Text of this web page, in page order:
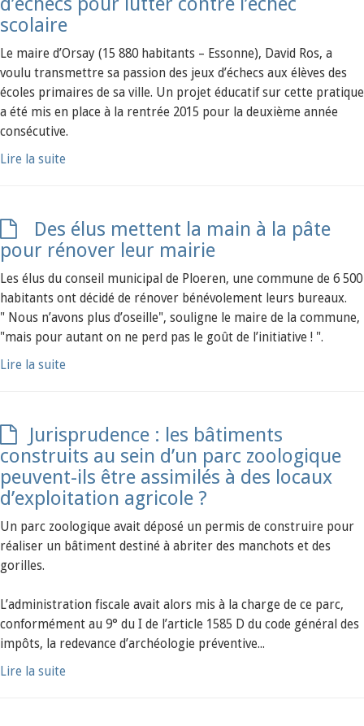
scolaire
Le maire d’Orsay (15 880 habitants – Essonne), David Ros, a
voulu transmettre sa passion des jeux d’échecs aux élèves des
écoles primaires de sa ville. Un projet éducatif sur cette pratique
a été mis en place à la rentrée 2015 pour la deuxième année
consécutive.
Lire la suite
Des élus mettent la main à la pâte
pour rénover leur mairie
Les élus du conseil municipal de Ploeren, une commune de 6 500
habitants ont décidé de rénover bénévolement leurs bureaux.
" Nous n’avons plus d’oseille", souligne le maire de la commune,
"mais pour autant on ne perd pas le goût de l’initiative ! ".
Lire la suite
Jurisprudence : les bâtiments
construits au sein d’un parc zoologique
peuvent-ils être assimilés à des locaux
d’exploitation agricole ?
Un parc zoologique avait déposé un permis de construire pour
réaliser un bâtiment destiné à abriter des manchots et des
gorilles.
L’administration fiscale avait alors mis à la charge de ce parc,
conformément au 9° du I de l’article 1585 D du code général des
impôts, la redevance d’archéologie préventive...
Lire la suite